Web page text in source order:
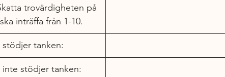
trovärdigheten på
inträffa från 1-10.
stödjer tanken:
inte stödjer tanken: